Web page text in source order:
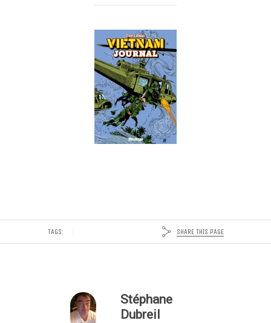
TAGS: SHARE THIS PAGE
Stéphane
Dubreil